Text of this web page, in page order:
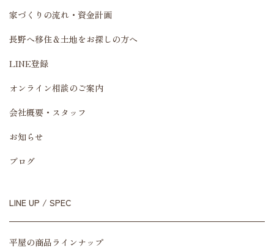
家づくりの流れ・資金計画
長野へ移住＆土地をお探しの方へ
LINE登録
オンライン相談のご案内
会社概要・スタッフ
お知らせ
ブログ
LINE UP / SPEC
平屋の商品ラインナップ